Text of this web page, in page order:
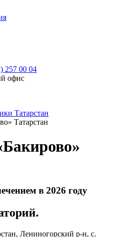
257 00 04
офис
Татарстан
Татарстан
в 2026 году
Лениногорский р-н, с.